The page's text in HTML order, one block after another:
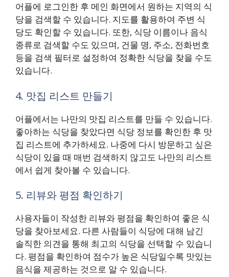
어플에 로그인한 후 메인 화면에서 원하는 지역의 식
당을 검색할 수 있습니다. 지도를 활용하여 주변 식
당도 확인할 수 있습니다. 또한, 식당 이름이나 음식
종류로 검색할 수도 있으며, 건물 명, 주소, 전화번호
등을 검색 필터로 설정하여 정확한 식당을 찾을 수도
있습니다.
4. 맛집 리스트 만들기
어플에서는 나만의 맛집 리스트를 만들 수 있습니다.
좋아하는 식당을 찾았다면 식당 정보를 확인한 후 맛
집 리스트에 추가하세요. 나중에 다시 방문하고 싶은
식당이 있을 때 매번 검색하지 않고도 나만의 리스트
에서 쉽게 찾아볼 수 있습니다.
5. 리뷰와 평점 확인하기
사용자들이 작성한 리뷰와 평점을 확인하여 좋은 식
당을 찾아보세요. 다른 사람들이 식당에 대해 남긴
솔직한 의견을 통해 최고의 식당을 선택할 수 있습니
다. 평점을 확인하여 점수가 높은 식당일수록 맛있는
음식을 제공하는 것으로 알 수 있습니다.